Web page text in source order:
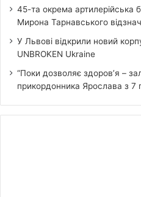
45-та окрема артилерійська
Мирона Тарнавського
У Львові відкрили новий
UNBROKEN Ukraine
“Поки дозволяє здоров’я –
прикордонника Ярослава з 7